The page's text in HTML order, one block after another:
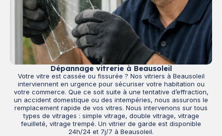
Dépannage vitrerie à Beausoleil
Votre vitre est cassée ou fissurée ? Nos vitriers à Beausoleil
interviennent en urgence pour sécuriser votre habitation ou
votre commerce. Que ce soit suite à une tentative d’effraction,
un accident domestique ou des intempéries, nous assurons le
remplacement rapide de vos vitres. Nous intervenons sur tous
types de vitrages : simple vitrage, double vitrage, vitrage
feuilleté, vitrage trempé. Un vitrier de garde est disponible
24h/24 et 7j/7 à Beausoleil.